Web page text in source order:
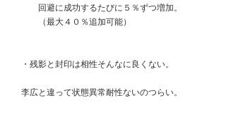
回避に成功するたびに５％ずつ増加。
（最大４０％追加可能）
・残影と封印は相性そんなに良くない。
李広と違って状態異常耐性ないのつらい。